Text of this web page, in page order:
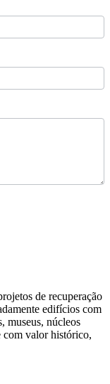
de recuperação
edifícios com
museus, núcleos
com valor histórico,